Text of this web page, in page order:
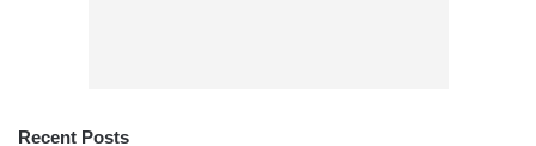
Recent Posts